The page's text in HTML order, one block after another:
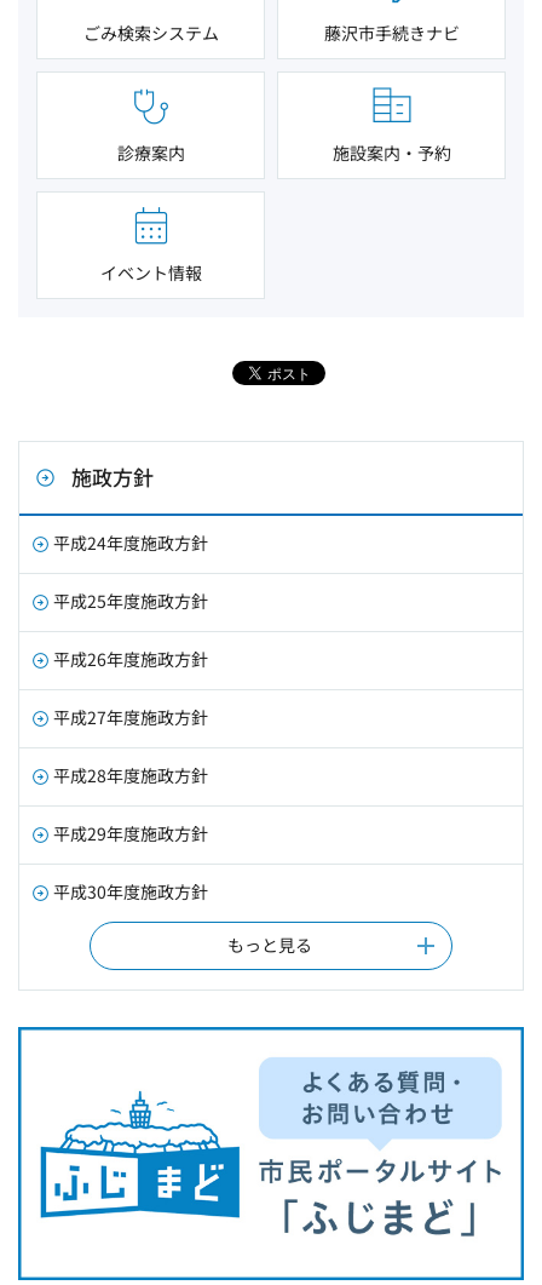
ごみ検索システム 藤沢市手続きナビ
診療案内 施設案内・予約
イベント情報
施政方針
平成24年度施政方針
平成25年度施政方針
平成26年度施政方針
平成27年度施政方針
平成28年度施政方針
平成29年度施政方針
平成30年度施政方針
もっと見る